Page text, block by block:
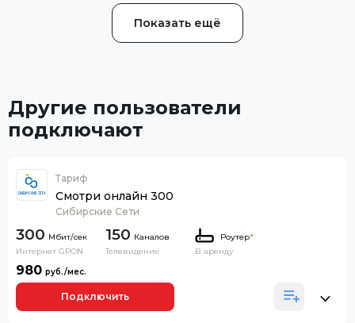
Показать ещё
Другие пользователи
подключают
Тариф
Смотри онлайн 300
Сибирские Сети
300
Интернет GPON
150 Каналов
Телевидение
Роутер*
В аренду
980
Подключить